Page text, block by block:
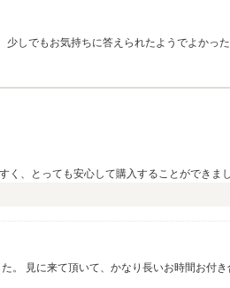
しでもお気持ちに答えられたようでよかっ
、とっても安心して購入することができま
。 見に来て頂いて、かなり長いお時間お付